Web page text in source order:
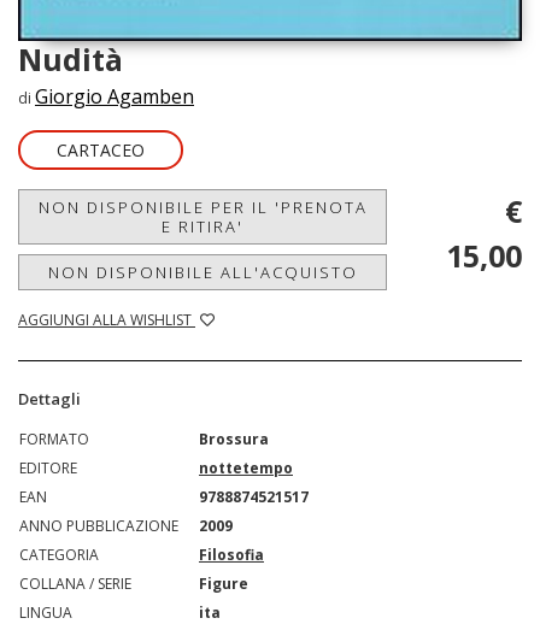
Nudità
di Giorgio Agamben
CARTACEO
NON DISPONIBILE PER IL 'PRENOTA
E RITIRA'
NON DISPONIBILE ALL'ACQUISTO
AGGIUNGI ALLA WISHLIST
€
15,00
Dettagli
FORMATO
Brossura
EDITORE
nottetempo
EAN
9788874521517
ANNO PUBBLICAZIONE
2009
CATEGORIA
Filosofia
COLLANA / SERIE
Figure
LINGUA
ita